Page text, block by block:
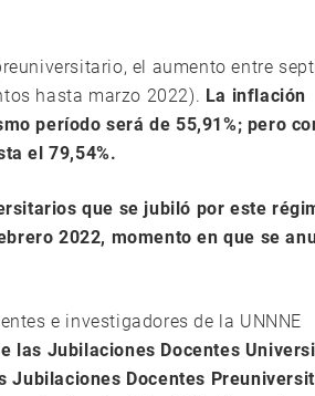
el aumento entre
hasta marzo 2022). La inflación
período será de 55,91%; pero
el 79,54%.
que se jubiló por este
2022, momento en que se
e investigadores de la UNNNE
las Jubilaciones Docentes
Jubilaciones Docentes